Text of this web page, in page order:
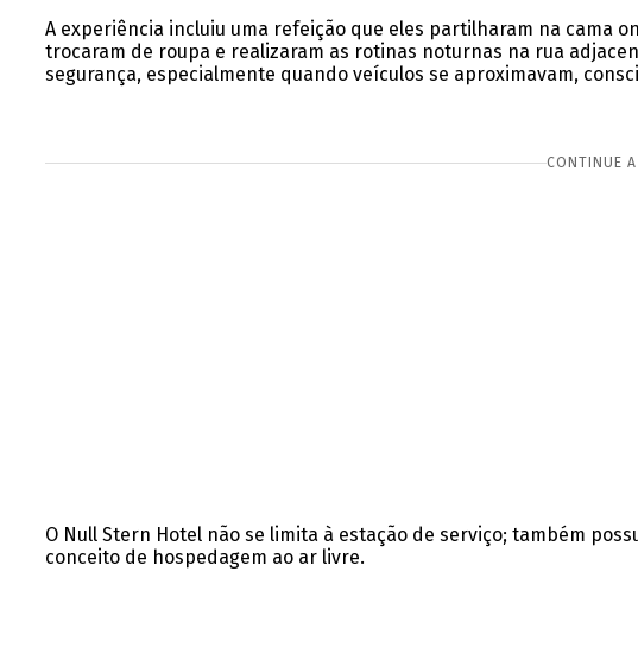
A experiência incluiu uma refeição que eles partilharam na cama
trocaram de roupa e realizaram as rotinas noturnas na rua
segurança, especialmente quando veículos se aproximavam,
CONTINUE
O Null Stern Hotel não se limita à estação de serviço; também
conceito de hospedagem ao ar livre.